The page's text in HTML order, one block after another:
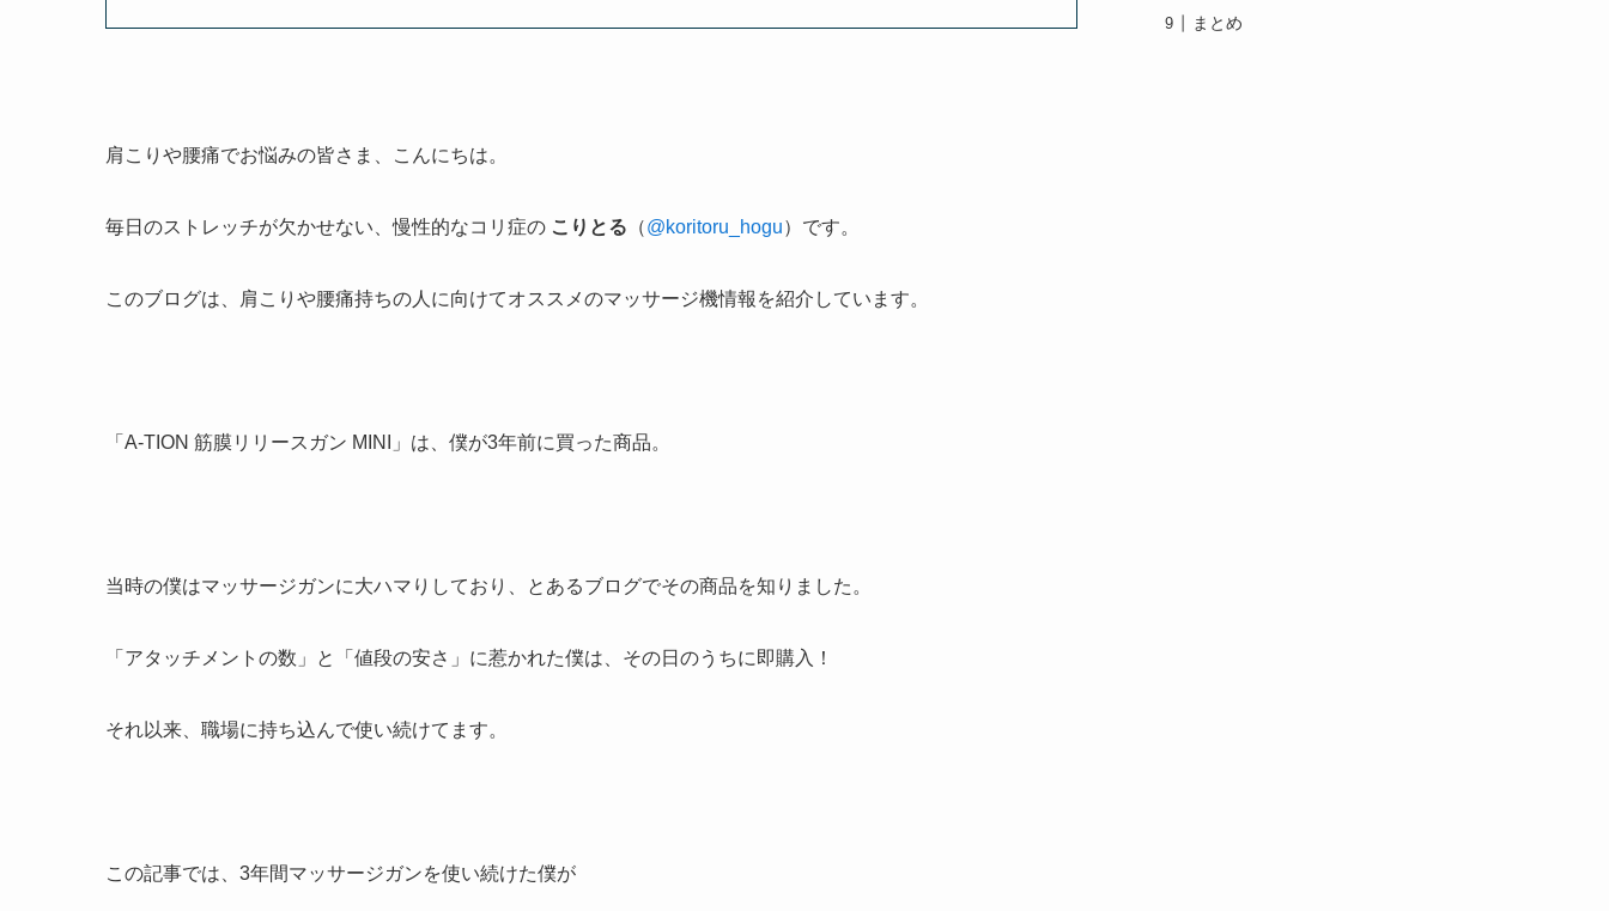
肩こりや腰痛でお悩みの皆さま、こんにちは。
毎日のストレッチが欠かせない、慢性的なコリ症の こりとる （@koritoru_hogu）です。
このブログは、肩こりや腰痛持ちの人に向けてオススメのマッサージ機情報を紹介しています。
「A-TION 筋膜リリースガン MINI」は、僕が3年前に買った商品。
当時の僕はマッサージガンに大ハマりしており、とあるブログでその商品を知りました。
「アタッチメントの数」と「値段の安さ」に惹かれた僕は、その日のうちに即購入！
それ以来、職場に持ち込んで使い続けてます。
この記事では、3年間マッサージガンを使い続けた僕が
まとめ